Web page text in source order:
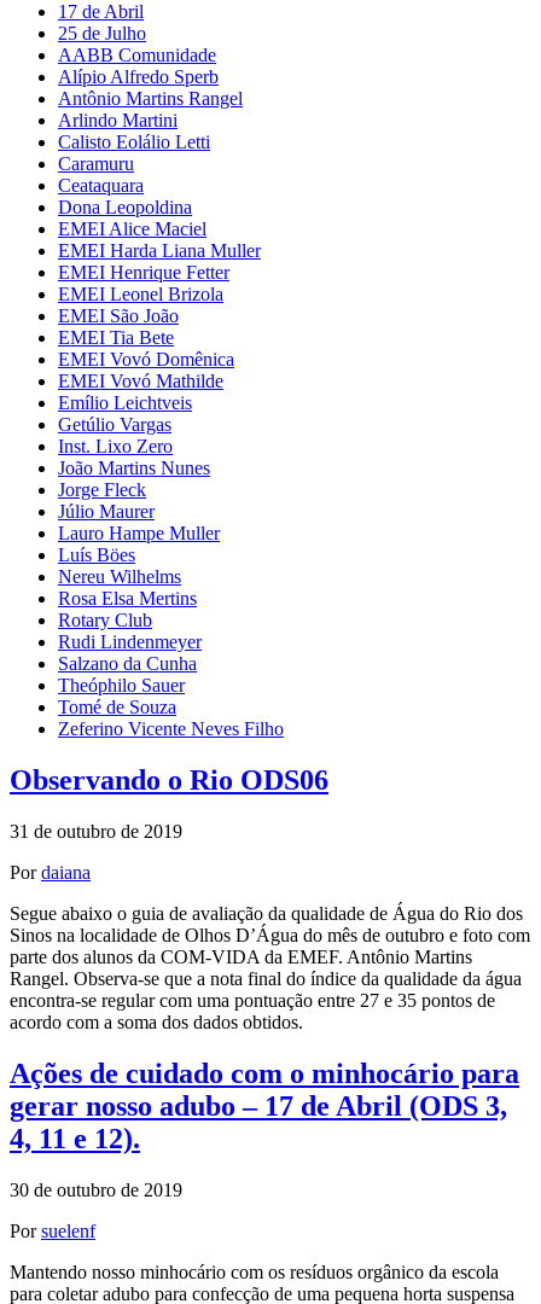
17 de Abril
25 de Julho
AABB Comunidade
Alípio Alfredo Sperb
Antônio Martins Rangel
Arlindo Martini
Calisto Eolálio Letti
Caramuru
Ceataquara
Dona Leopoldina
EMEI Alice Maciel
EMEI Harda Liana Muller
EMEI Henrique Fetter
EMEI Leonel Brizola
EMEI São João
EMEI Tia Bete
EMEI Vovó Domênica
EMEI Vovó Mathilde
Emílio Leichtveis
Getúlio Vargas
Inst. Lixo Zero
João Martins Nunes
Jorge Fleck
Júlio Maurer
Lauro Hampe Muller
Luís Böes
Nereu Wilhelms
Rosa Elsa Mertins
Rotary Club
Rudi Lindenmeyer
Salzano da Cunha
Theóphilo Sauer
Tomé de Souza
Zeferino Vicente Neves Filho
Observando o Rio ODS06
31 de outubro de 2019
Pordaiana
Segue abaixo o guia de avaliação da qualidade de Água do Rio dos
Sinos na localidade de Olhos D’Água do mês de outubro e foto com
parte dos alunos da COM-VIDA da EMEF. Antônio Martins
Rangel. Observa-se que a nota final do índice da qualidade da água
encontra-se regular com uma pontuação entre 27 e 35 pontos de
acordo com a soma dos dados obtidos.
Ações de cuidado com o minhocário para
gerar nosso adubo – 17 de Abril (ODS 3,
4, 11 e 12).
30 de outubro de 2019
Porsuelenf
Mantendo nosso minhocário com os resíduos orgânico da escola
para coletar adubo para confecção de uma pequena horta suspensa